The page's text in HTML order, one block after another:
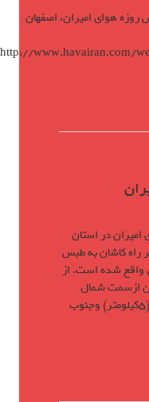
هواى امیران، اصفهان
http://www.havairan.com/
در استان
کاشان به طبس
شده است. از
ازسمت شمال
معین اباد وکویر نمک .شرق زواره(5کیلومتر) وجنوب